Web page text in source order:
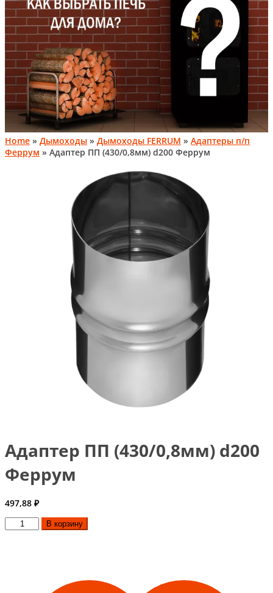
Home » Дымоходы » Дымоходы FERRUM » Адаптеры п/п
Феррум » Адаптер ПП (430/0,8мм) d200 Феррум
Адаптер ПП (430/0,8мм) d200
Феррум
497,88 ₽
КоличествоВ корзину